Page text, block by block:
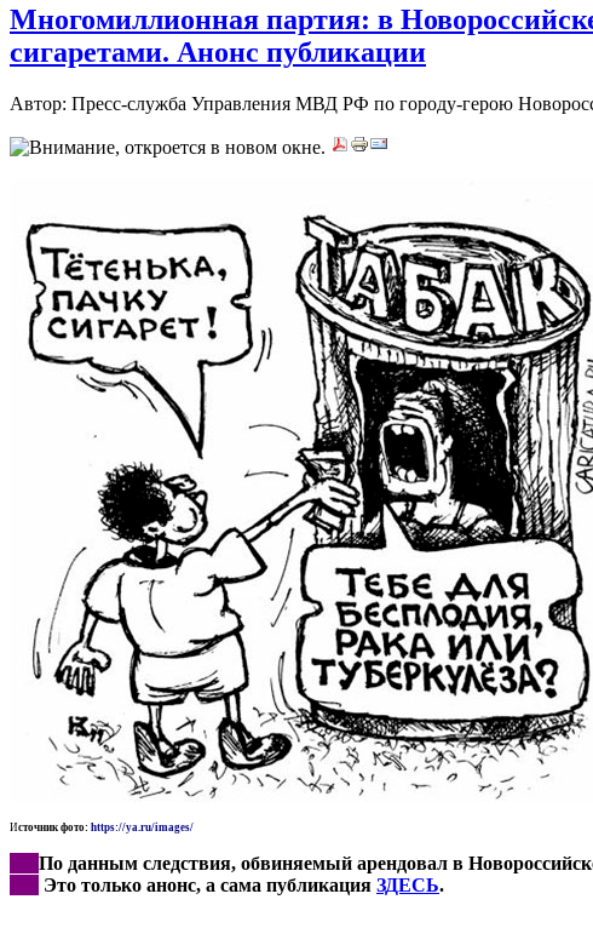
Многомиллионная партия: в
сигаретами. Анонс публикации
Автор: Пресс-служба Управления МВД РФ по городу-герою
Источник фото: https://ya.ru/images/
По данным следствия, обвиняемый арендовал в
Это только анонс, а сама публикация ЗДЕСЬ.